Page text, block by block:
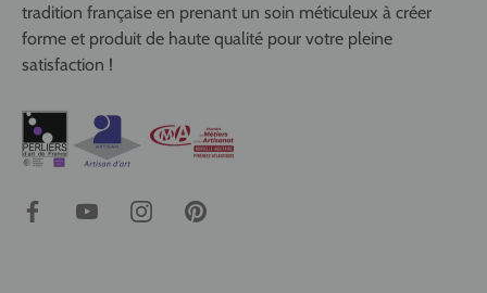
tradition française en prenant un soin méticuleux à créer
forme et produit de haute qualité pour votre pleine
satisfaction !